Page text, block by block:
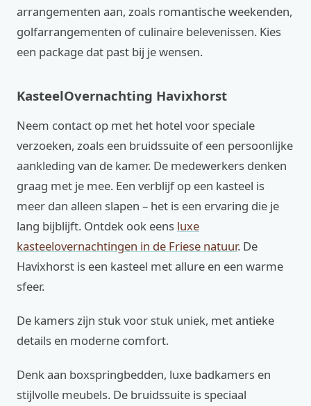
arrangementen aan, zoals romantische weekenden,
golfarrangementen of culinaire belevenissen. Kies
een package dat past bij je wensen.
KasteelOvernachting Havixhorst
Neem contact op met het hotel voor speciale
verzoeken, zoals een bruidssuite of een persoonlijke
aankleding van de kamer. De medewerkers denken
graag met je mee. Een verblijf op een kasteel is
meer dan alleen slapen – het is een ervaring die je
lang bijblijft. Ontdek ook eens luxe
kasteelovernachtingen in de Friese natuur. De
Havixhorst is een kasteel met allure en een warme
sfeer.
De kamers zijn stuk voor stuk uniek, met antieke
details en moderne comfort.
Denk aan boxspringbedden, luxe badkamers en
stijlvolle meubels. De bruidssuite is speciaal